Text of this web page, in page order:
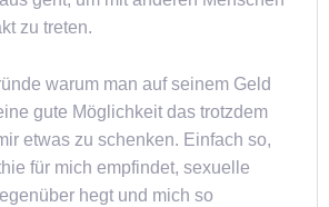
zu treten.
warum man auf seinem Geld
gute Möglichkeit das trotzdem
etwas zu schenken. Einfach so,
für mich empfindet, sexuelle
hegt und mich so